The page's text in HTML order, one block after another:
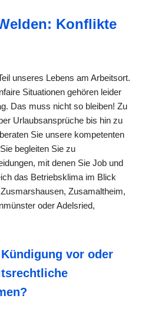
Konflikte
unseres Lebens am Arbeitsort.
Situationen gehören leider
Das muss nicht so bleiben! Zu
Urlaubsansprüche bis hin zu
Sie unsere kompetenten
begleiten Sie zu
mit denen Sie Job und
das Betriebsklima im Blick
Zusamaltheim,
oder Adelsried,
vor oder